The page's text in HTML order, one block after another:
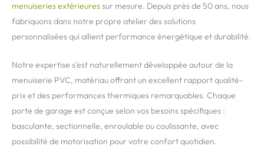
menuiseries extérieuressur mesure. Depuis près de 50 ans, nous
fabriquons dans notre propre atelier des solutions
personnalisées qui allient performance énergétique et durabilité.
Notre expertise s’est naturellement développée autour de la
menuiserie PVC, matériau offrant un excellent rapport qualité-
prix et des performances thermiques remarquables. Chaque
porte de garage est conçue selon vos besoins spécifiques :
basculante, sectionnelle, enroulable ou coulissante, avec
possibilité de motorisation pour votre confort quotidien.